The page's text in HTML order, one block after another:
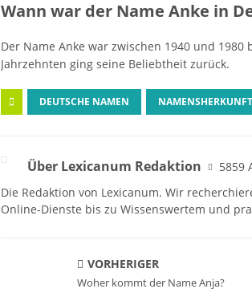
Wann war der Name Anke in
Der Name Anke war zwischen 1940 und
Jahrzehnten ging seine Beliebtheit zurück.
DEUTSCHE NAMEN NAMENSHERKUNFT
Über Lexicanum Redaktion
5859
Die Redaktion von Lexicanum. Wir
Online-Dienste bis zu Wissenswertem und
VORHERIGER
Woher kommt der Name Anja?